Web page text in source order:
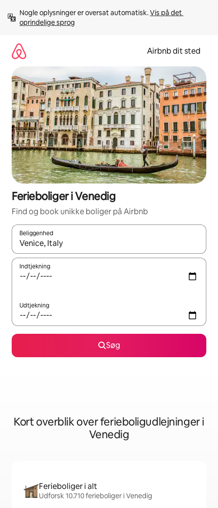
videre
Nogle oplysninger er oversat automatisk. Vis på det
oprindelige sprog
Airbnb dit sted
Ferieboliger i Venedig
Find og book unikke boliger på Airbnb
Beliggenhed
Når resultaterne er tilgængelige, skal du navigere med
Indtjekning
Udtjekning
Søg
Kort overblik over ferieboligudlejninger i
Venedig
Ferieboliger i alt
Udforsk 10.710 ferieboliger i Venedig